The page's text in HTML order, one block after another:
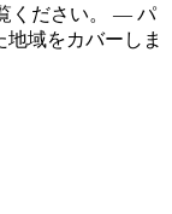
ください。 — パ
域をカバーしま